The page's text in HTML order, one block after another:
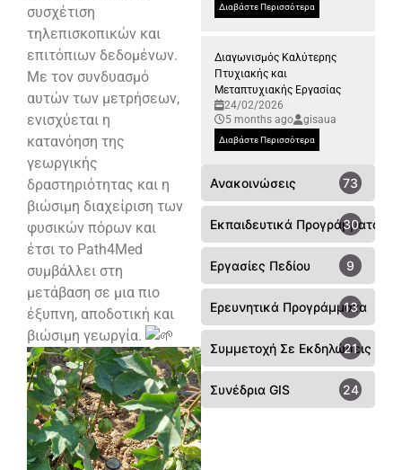
συσχέτιση
τηλεπισκοπικών και
επιτόπιων δεδομένων.
Με τον συνδυασμό
αυτών των μετρήσεων,
ενισχύεται η
κατανόηση της
γεωργικής
δραστηριότητας και η
βιώσιμη διαχείριση των
φυσικών πόρων και
έτσι το Path4Med
συμβάλλει στη
μετάβαση σε μια πιο
έξυπνη, αποδοτική και
βιώσιμη γεωργία.
Διαβάστε Περισσότερα
Διαγωνισμός Καλύτερης
Πτυχιακής και
Μεταπτυχιακής Εργασίας
24/02/2026
5 months ago
gisaua
Διαβάστε Περισσότερα
Ανακοινώσεις 73
Εκπαιδευτικά Προγράμματα
30
Εργασίες Πεδίου 9
Ερευνητικά Προγράμματα
13
Συμμετοχή Σε Εκδηλώσεις -
21
Συνέδρια GIS 24